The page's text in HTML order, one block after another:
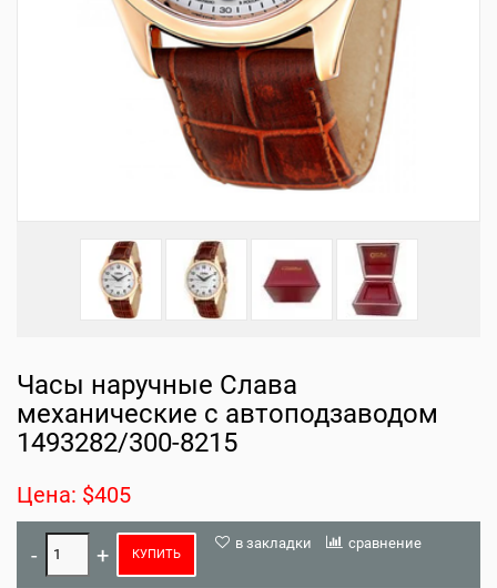
Часы наручные Слава
механические с автоподзаводом
1493282/300-8215
Цена: $405
КУПИТЬ
в закладки сравнение